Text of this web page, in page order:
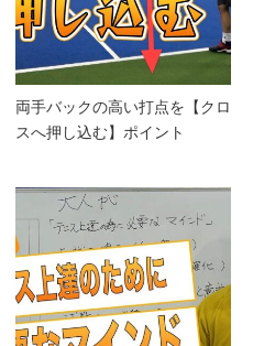
両手バックの高い打点を【クロ
スへ押し込む】ポイント